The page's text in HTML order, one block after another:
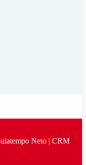
Neto | CRM